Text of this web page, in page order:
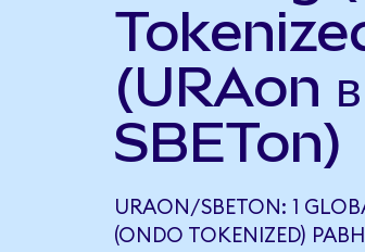
(URAon в
SBETon)
URAON/SBETON: 1
(ONDO TOKENIZED)